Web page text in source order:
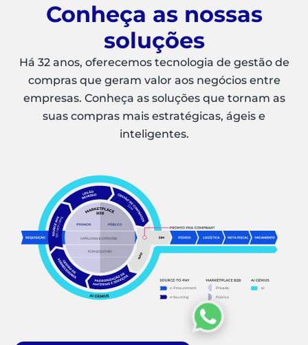
Conheça as nossas
soluções
Há 32 anos, oferecemos tecnologia de gestão de
compras que geram valor aos negócios entre
empresas. Conheça as soluções que tornam as
suas compras mais estratégicas, ágeis e
inteligentes.